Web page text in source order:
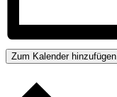
Zum Kalender hinzufügen